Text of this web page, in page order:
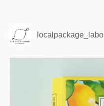
localpackage_labo